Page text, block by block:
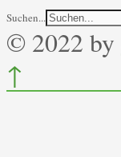
Suchen...
© 2022 by
↑